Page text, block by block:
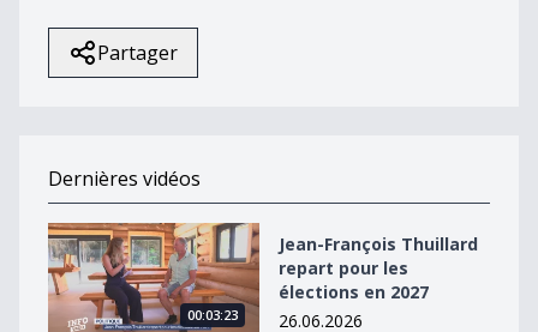
Partager
Dernières vidéos
Jean-François Thuillard repart pour les élections en
00:03:23
Jean-François Thuillard
repart pour les
élections en 2027
26.06.2026